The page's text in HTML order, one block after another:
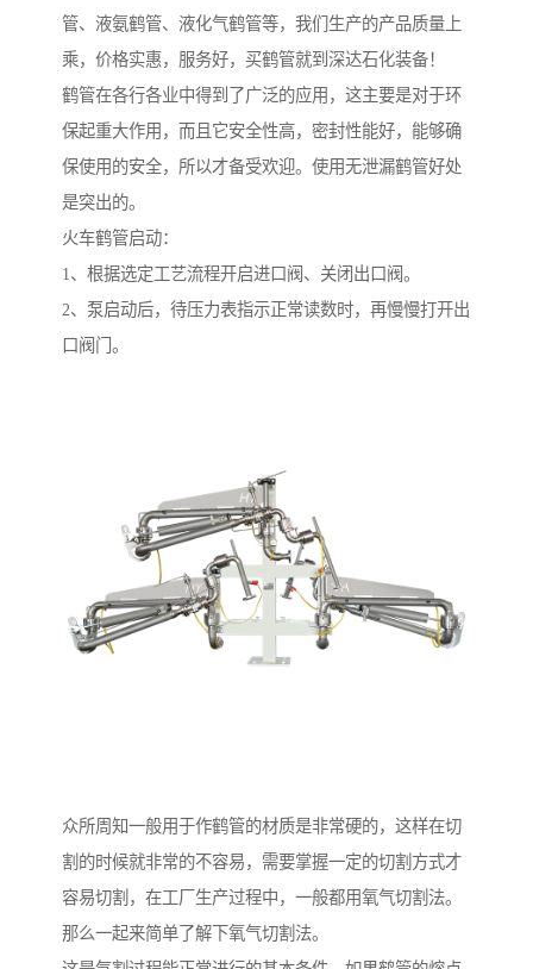
管、液氨鹤管、液化气鹤管等，我们生产的产品质量上
乘，价格实惠，服务好，买鹤管就到深达石化装备！
鹤管在各行各业中得到了广泛的应用，这主要是对于环
保起重大作用，而且它安全性高，密封性能好，能够确
保使用的安全，所以才备受欢迎。使用无泄漏鹤管好处
是突出的。
火车鹤管启动：
1、根据选定工艺流程开启进口阀、关闭出口阀。
2、泵启动后，待压力表指示正常读数时，再慢慢打开出
口阀门。
众所周知一般用于作鹤管的材质是非常硬的，这样在切
割的时候就非常的不容易，需要掌握一定的切割方式才
容易切割，在工厂生产过程中，一般都用氧气切割法。
那么一起来简单了解下氧气切割法。